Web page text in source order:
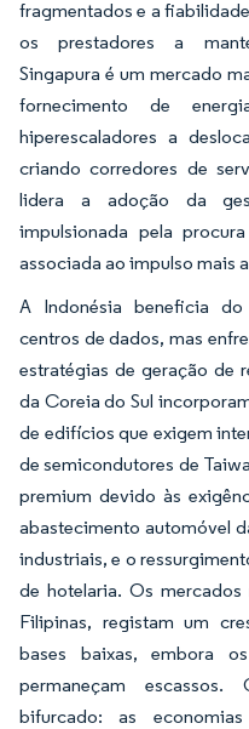
fragmentados e a
os prestadores a
Singapura é um mercado
fornecimento de
hiperescaladores a
criando corredores de
lidera a adoção da
impulsionada pela
associada ao impulso mais
A Indonésia beneficia
centros de dados, mas
estratégias de geração de
da Coreia do Sul
de edifícios que exigem
de semicondutores de
premium devido às
abastecimento automóvel
industriais, e o
de hotelaria. Os
Filipinas, registam um
bases baixas, embora
permaneçam
bifurcado: as